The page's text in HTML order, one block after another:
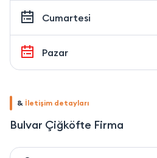
Cumartesi
Pazar
& İletişim detayları
Bulvar Çiğköfte Firma